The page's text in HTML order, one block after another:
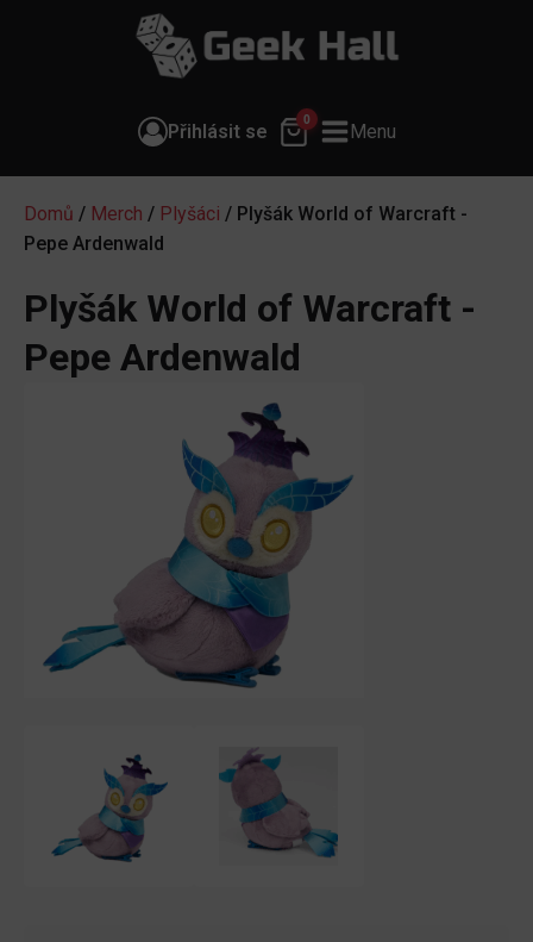
Přihlásit se
0
Menu
Domů / Merch / Plyšáci / Plyšák World of Warcraft -
Pepe Ardenwald
Plyšák World of Warcraft -
Pepe Ardenwald